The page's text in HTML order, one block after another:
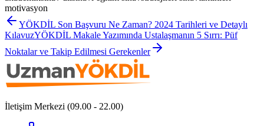
motivasyon
YÖKDİL Son Başvuru Ne Zaman? 2024 Tarihleri ve Detaylı
KılavuzYÖKDİL Makale Yazımında Ustalaşmanın 5 Sırrı: Püf
Noktalar ve Takip Edilmesi Gerekenler
İletişim Merkezi (09.00 - 22.00)